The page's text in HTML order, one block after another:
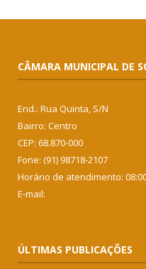
CÂMARA MUNICIPAL DE
End.: Rua Quinta, S/N
Bairro: Centro
CEP: 68.870-000
Fone: (91) 98718-2107
Horário de atendimento:
E-mail:
ÚLTIMAS PUBLICAÇÕES